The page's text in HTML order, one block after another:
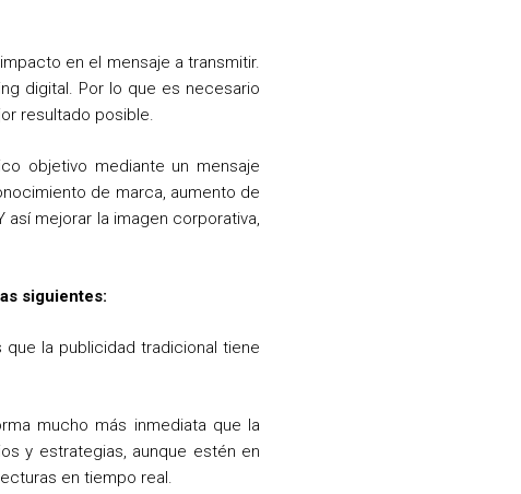
en el mensaje a transmitir.
digital. Por lo que es necesario
resultado posible.
objetivo mediante un mensaje
de marca, aumento de
mejorar la imagen corporativa,
siguientes:
la publicidad tradicional tiene
mucho más inmediata que la
y estrategias, aunque estén en
en tiempo real.